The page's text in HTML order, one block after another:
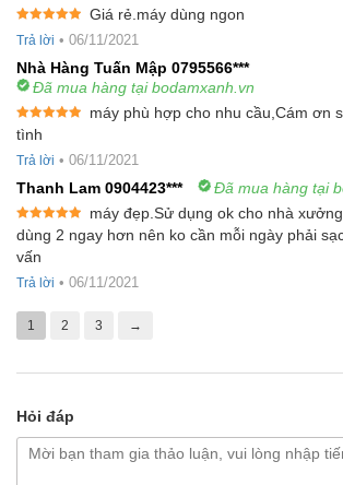
Được xếp
hạng55
Giá rẻ.máy dùng ngon
Trả lời • 06/11/2021
Nhà Hàng Tuấn Mập 0795566***
Đã mua hàng tại bodamxanh.vn
Được xếp
hạng
sao
máy phù hợp cho nhu cầu,Cám ơn
tình
Trả lời • 06/11/2021
Thanh Lam 0904423*** Đã mua hàng tại
Được xếp
hạng5 5
sao
máy đẹp.Sử dụng ok cho nhà
dùng 2 ngay hơn nên ko cần mỗi ngày phải
vấn
Trả lời • 06/11/2021
1 2 3 →
Hỏi đáp